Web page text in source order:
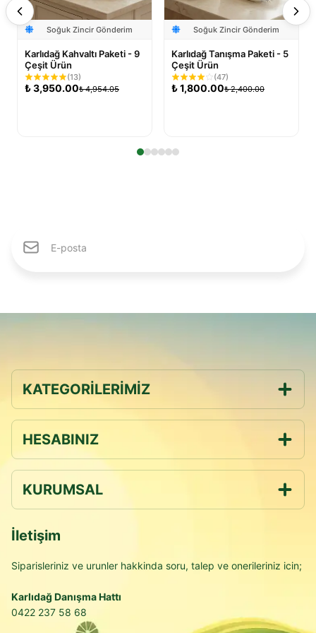
Soğuk Zincir Gönderim
Karlıdağ Kahvaltı Paketi - 9
Çeşit Ürün
(13)
₺3,950.00₺ 4,954.05
Soğuk Zincir Gönderim
Karlıdağ Tanışma Paketi - 5
Çeşit Ürün
(47)
₺1,800.00₺ 2,400.00
KATEGORİLERİMİZ
HESABINIZ
KURUMSAL
İletişim
Siparisleriniz ve urunler hakkinda soru, talep ve onerileriniz icin;
Karlıdağ Danışma Hattı
0422 237 58 68